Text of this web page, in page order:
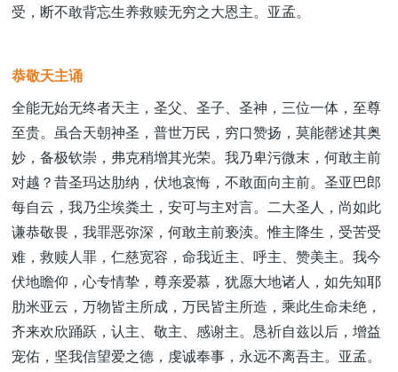
受，断不敢背忘生养救赎无穷之大恩主。亚孟。
恭敬天主诵
全能无始无终者天主，圣父、圣子、圣神，三位一体，至尊
至贵。虽合天朝神圣，普世万民，穷口赞扬，莫能罄述其奥
妙，备极钦崇，弗克稍增其光荣。我乃卑污微末，何敢主前
对越？昔圣玛达肋纳，伏地哀悔，不敢面向主前。圣亚巴郎
每自云，我乃尘埃粪土，安可与主对言。二大圣人，尚如此
谦恭敬畏，我罪恶弥深，何敢主前亵渎。惟主降生，受苦受
难，救赎人罪，仁慈宽容，命我近主、呼主、赞美主。我今
伏地瞻仰，心专情挚，尊亲爱慕，犹愿大地诸人，如先知耶
肋米亚云，万物皆主所成，万民皆主所造，乘此生命未绝，
齐来欢欣踊跃，认主、敬主、感谢主。恳祈自兹以后，增益
宠佑，坚我信望爱之德，虔诚奉事，永远不离吾主。亚孟。